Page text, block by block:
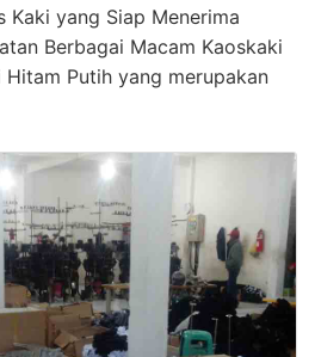
Kaki yang Siap Menerima
Berbagai Macam Kaoskaki
Hitam Putih yang merupakan